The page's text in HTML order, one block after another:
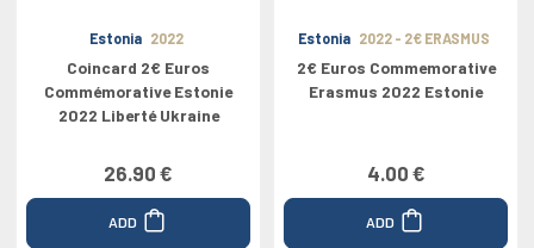
Estonia 2022
Coincard 2€ Euros
Commémorative Estonie
2022 Liberté Ukraine
26.90 €
ADD
Estonia 2022 - 2€ ERASMUS
2€ Euros Commemorative
Erasmus 2022 Estonie
4.00 €
ADD